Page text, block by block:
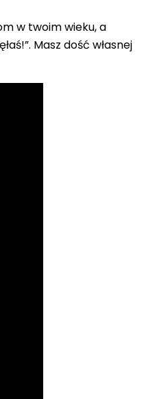
w twoim wieku, a
Masz dość własnej